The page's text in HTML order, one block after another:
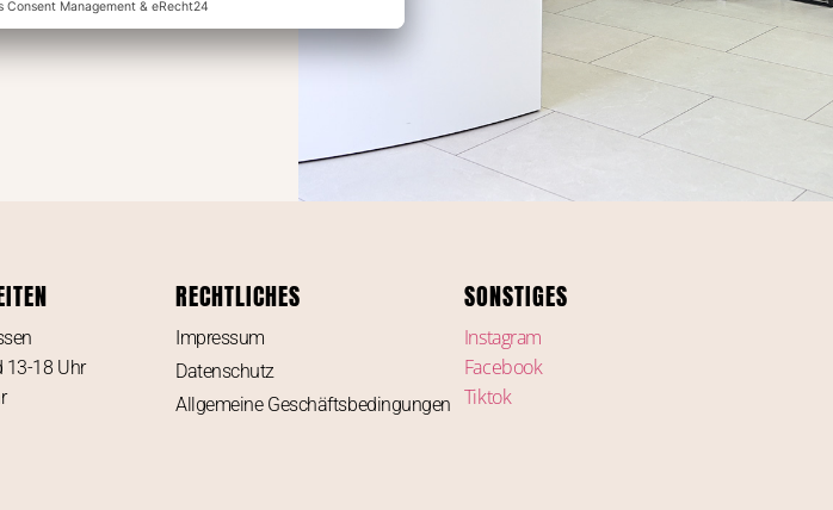
13-18 Uhr
RECHTLICHES
Impressum
Datenschutz
Allgemeine Geschäftsbedingungen
SONSTIGES
Instagram
Facebook
Tiktok